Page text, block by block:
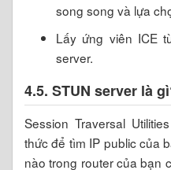
song song và lựa
Lấy ứng viên ICE
server.
4.5. STUN server là
Session Traversal
thức để tìm IP public của
nào trong router của bạn